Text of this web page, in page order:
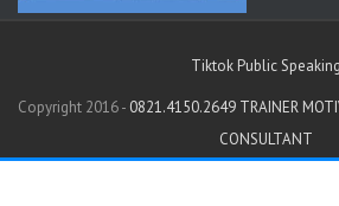
Tiktok Public Speaking
Copyright 2016 - 0821.4150.2649 TRAINER
CONSULTANT